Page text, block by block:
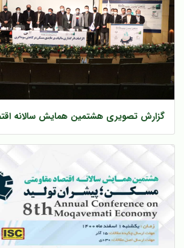
گزارش تصویری هشتمین همایش سالانه